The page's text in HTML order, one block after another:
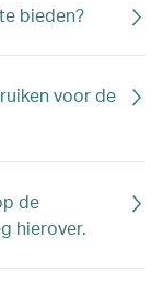
bieden?
voor de
de
hierover.